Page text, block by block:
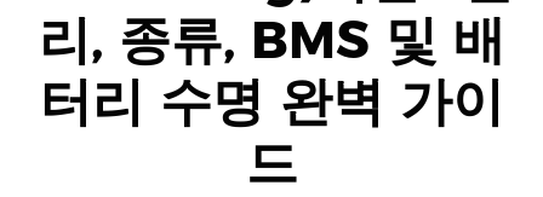
리, 종류, BMS 및 배
터리 수명 완벽 가이
드